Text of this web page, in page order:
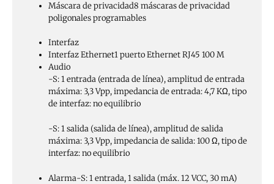
Máscara de privacidad8 máscaras de privacidad
poligonales programables
Interfaz
Interfaz Ethernet1 puerto Ethernet RJ45 100 M
Audio
-S: 1 entrada (entrada de línea), amplitud de entrada
máxima: 3,3 Vpp, impedancia de entrada: 4,7 KΩ, tipo
de interfaz: no equilibrio
-S: 1 salida (salida de línea), amplitud de salida
máxima: 3,3 Vpp, impedancia de salida: 100 Ω, tipo de
interfaz: no equilibrio
Alarma-S: 1 entrada, 1 salida (máx. 12 VCC, 30 mA)